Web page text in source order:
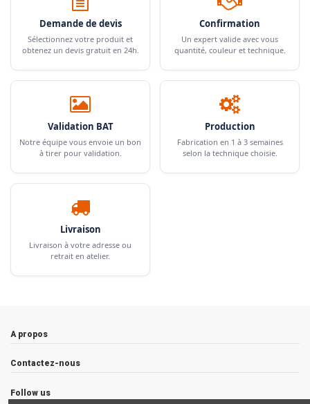
Demande de devis
Sélectionnez votre produit et
obtenez un devis gratuit en 24h.
Confirmation
Un expert valide avec vous
quantité, couleur et technique.
Validation BAT
Notre équipe vous envoie un bon
à tirer pour validation.
Production
Fabrication en 1 à 3 semaines
selon la technique choisie.
Livraison
Livraison à votre adresse ou
retrait en atelier.
A propos
Contactez-nous
Follow us